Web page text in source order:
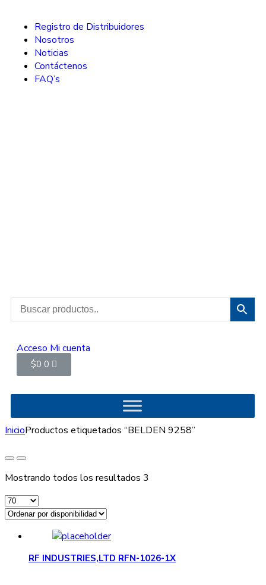
Registro de Distribuidores
Nosotros
Noticias
Contáctenos
FAQ’s
Acceso Mi cuenta
$0 0
InicioProductos etiquetados “BELDEN 9258”
Mostrando todos los resultados 3
RF INDUSTRIES,LTD RFN-1026-1X